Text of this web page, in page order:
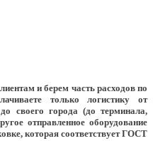
и берем часть расходов по
только логистику от
своего города (до терминала,
отправленное оборудование
которая соответствует ГОСТ